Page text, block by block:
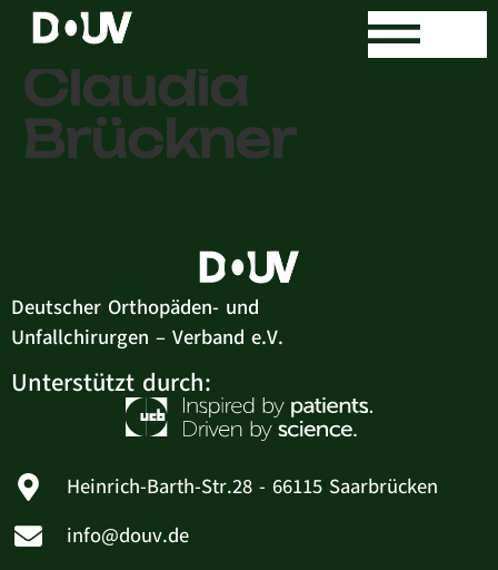
Dr. med.
Claudia
Brückner
Deutscher Orthopäden- und
Unfallchirurgen – Verband e.V.
Unterstützt durch:
Heinrich-Barth-Str.28 - 66115 Saarbrücken
info@douv.de